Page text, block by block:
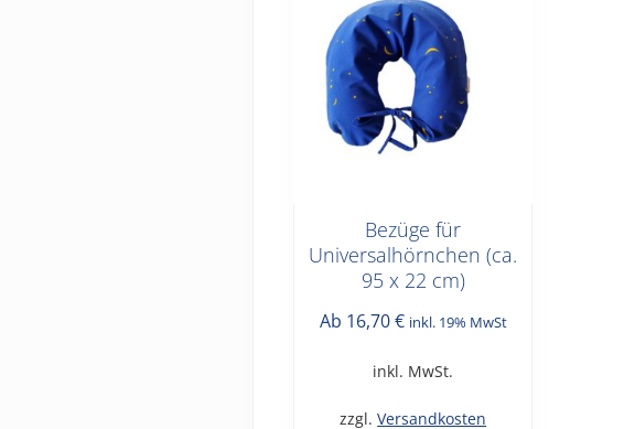
Bezüge für
Universalhörnchen (ca.
95 x 22 cm)
Ab 16,70€ inkl. 19% MwSt
inkl. MwSt.
zzgl.Versandkosten
Produkt
mehrere